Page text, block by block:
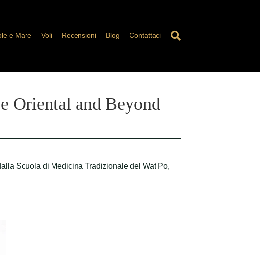
e Mare Voli Recensioni Blog Contattaci
Oriental and Beyond
Scuola di Medicina Tradizionale del Wat Po,